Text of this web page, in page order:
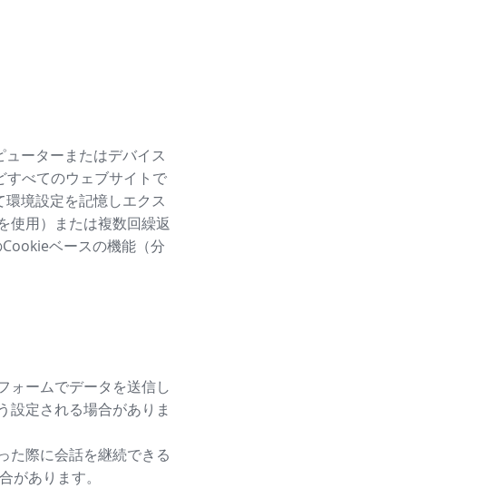
ーターまたはデバイス
すべてのウェブサイトで
境設定を記憶しエクス
使用）または複数回繰返
ベースの機能（分
ォームでデータを送信し
設定される場合がありま
た際に会話を継続できる
があります。